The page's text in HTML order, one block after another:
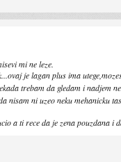
mi ne leze.
je lagan plus ima
trebam da gledam i nadjem
nisam ni uzeo neku
a ti rece da je zena pouzdana i